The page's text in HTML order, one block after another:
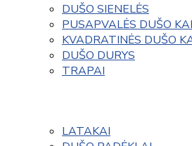
DUŠO SIENELĖS
PUSAPVALĖS DUŠO
KVADRATINĖS DUŠO
DUŠO DURYS
TRAPAI
LATAKAI